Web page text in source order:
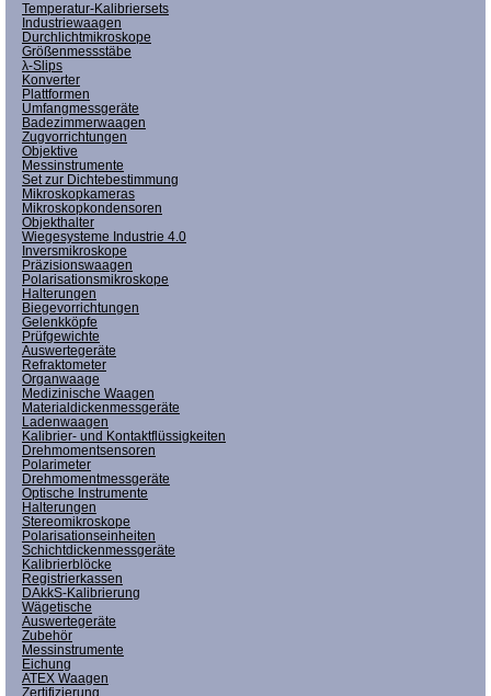
Temperatur-Kalibriersets
Industriewaagen
Durchlichtmikroskope
Größenmessstäbe
λ-Slips
Konverter
Plattformen
Umfangmessgeräte
Badezimmerwaagen
Zugvorrichtungen
Objektive
Messinstrumente
Set zur Dichtebestimmung
Mikroskopkameras
Mikroskopkondensoren
Objekthalter
Wiegesysteme Industrie 4.0
Inversmikroskope
Präzisionswaagen
Polarisationsmikroskope
Halterungen
Biegevorrichtungen
Gelenkköpfe
Prüfgewichte
Auswertegeräte
Refraktometer
Organwaage
Medizinische Waagen
Materialdickenmessgeräte
Ladenwaagen
Kalibrier- und Kontaktflüssigkeiten
Drehmomentsensoren
Polarimeter
Drehmomentmessgeräte
Optische Instrumente
Halterungen
Stereomikroskope
Polarisationseinheiten
Schichtdickenmessgeräte
Kalibrierblöcke
Registrierkassen
DAkkS-Kalibrierung
Wägetische
Auswertegeräte
Zubehör
Messinstrumente
Eichung
ATEX Waagen
Zertifizierung